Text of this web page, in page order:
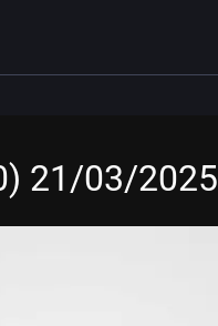
21/03/2025